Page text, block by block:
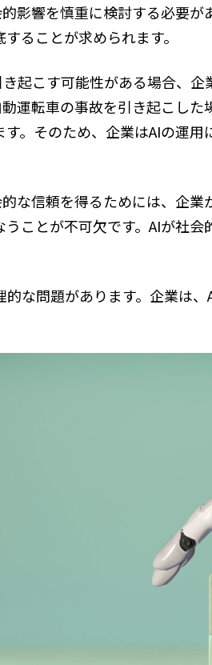
影響を慎重に検討する必要
ることが求められます。
起こす可能性がある場合、
運転車の事故を引き起こし
。そのため、企業はAIの運
な信頼を得るためには、企
ことが不可欠です。AIが社
な問題があります。企業は